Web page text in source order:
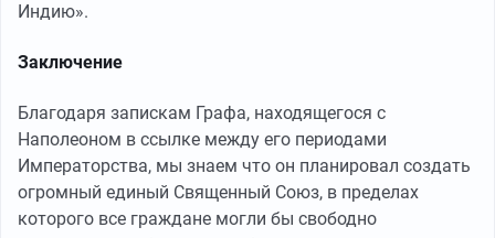
Индию».
Заключение
Благодаря запискам Графа, находящегося с
Наполеоном в ссылке между его периодами
Императорства, мы знаем что он планировал создать
огромный единый Священный Союз, в пределах
которого все граждане могли бы свободно